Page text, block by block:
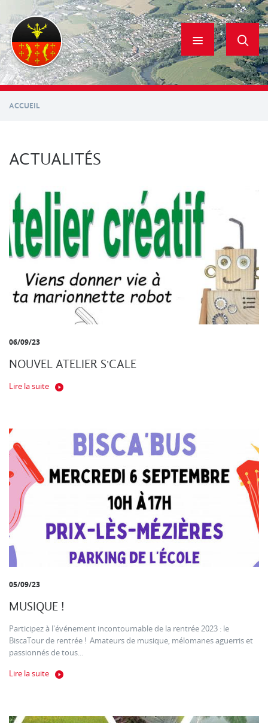
contenu
principal
ACCUEIL
ACTUALITÉS
06/09/23
NOUVEL ATELIER S'CALE
Lire la suite
05/09/23
MUSIQUE !
Participez à l'événement incontournable de la rentrée 2023 : le
BiscaTour de rentrée ! Amateurs de musique, mélomanes aguerris et
passionnés de tous...
Lire la suite